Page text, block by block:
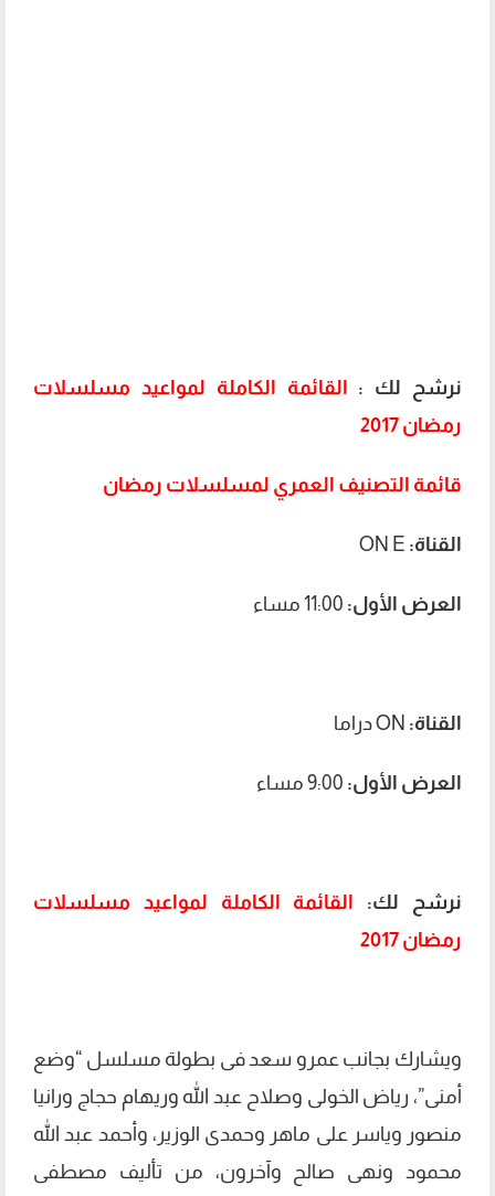
نرشح لك : القائمة الكاملة لمواعيد مسلسلات
رمضان 2017
قائمة التصنيف العمري لمسلسلات رمضان
القناة:
العرض الأول:
القناة:
العرض الأول:
نرشح لك: القائمة الكاملة لمواعيد مسلسلات
رمضان 2017
ويشارك بجانب عمرو سعد فى بطولة مسلسل “وضع
أمنى”، رياض الخولى وصلاح عبد الله وريهام حجاج ورانيا
منصور وياسر على ماهر وحمدى الوزير، وأحمد عبد الله
محمود ونهى صالح وآخرون، من تأليف مصطفى